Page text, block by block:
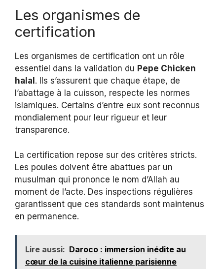
Les organismes de
certification
Les organismes de certification ont un rôle
essentiel dans la validation du Pepe Chicken
halal . Ils s’assurent que chaque étape, de
l’abattage à la cuisson, respecte les normes
islamiques. Certains d’entre eux sont reconnus
mondialement pour leur rigueur et leur
transparence.
La certification repose sur des critères stricts.
Les poules doivent être abattues par un
musulman qui prononce le nom d’Allah au
moment de l’acte. Des inspections régulières
garantissent que ces standards sont maintenus
en permanence.
Lire aussi: Daroco : immersion inédite au
cœur de la cuisine italienne parisienne